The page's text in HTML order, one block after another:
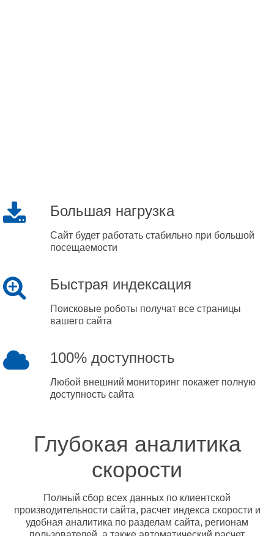
Большая нагрузка
Сайт будет работать стабильно при большой
посещаемости
Быстрая индексация
Поисковые роботы получат все страницы
вашего сайта
100% доступность
Любой внешний мониторинг покажет полную
доступность сайта
Глубокая аналитика
скорости
Полный сбор всех данных по клиентской
производительности сайта, расчет индекса скорости и
удобная аналитика по разделам сайта, регионам